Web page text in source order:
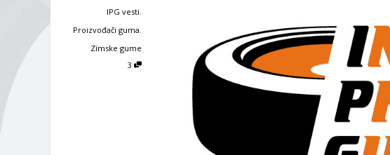
IPG vesti,
Proizvođači guma,
Zimske gume
3